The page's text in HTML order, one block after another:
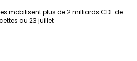
mobilisent plus de 2 milliards CDF de
au 23 juillet